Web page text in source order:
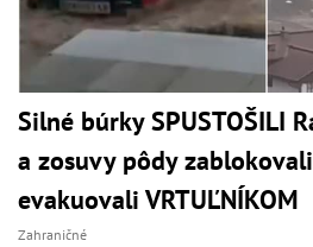
Silné búrky SPUSTOŠILI
a zosuvy pôdy
evakuovali VRTUĽNÍKOM
Zahraničné